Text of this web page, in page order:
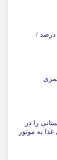
دلار ۴ درصد ریخت، ۲۰۷ فقط ۲.۹ درصد /
را در
به موتور